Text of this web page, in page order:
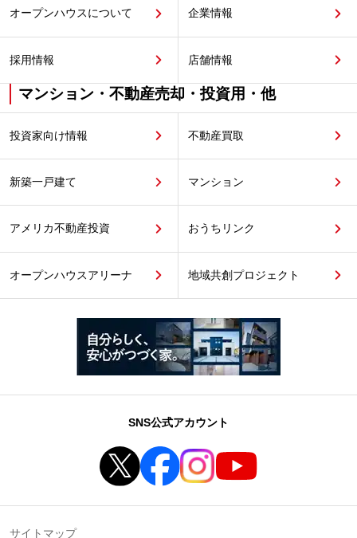
オープンハウスについて 企業情報
採用情報 店舗情報
マンション・不動産売却・投資用・他
投資家向け情報 不動産買取
新築一戸建て マンション
アメリカ不動産投資 おうちリンク
オープンハウスアリーナ 地域共創プロジェクト
SNS公式アカウント
サイトマップ